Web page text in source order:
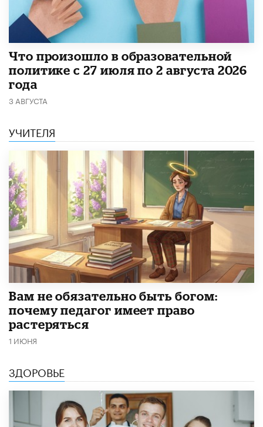
​Что произошло в образовательной
политике с 27 июля по 2 августа 2026
года
3 АВГУСТА
УЧИТЕЛЯ
​Вам не обязательно быть богом:
почему педагог имеет право
растеряться
1 ИЮНЯ
ЗДОРОВЬЕ